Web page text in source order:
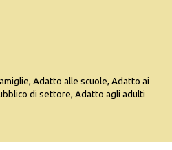
Adatto alle scuole, Adatto ai
di settore, Adatto agli adulti